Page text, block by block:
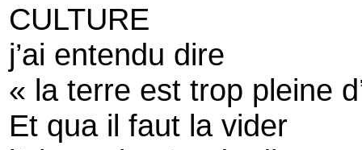
CULTURE
j’ai entendu dire
« la terre est trop pleine
Et qua il faut la vider